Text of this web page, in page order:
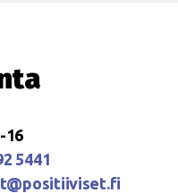
16
5441